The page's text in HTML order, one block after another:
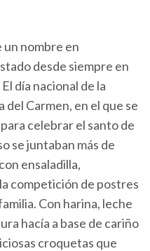
nombre en
desde siempre en
día nacional de la
del Carmen, en el que se
celebrar el santo de
se juntaban más de
ensaladilla,
competición de postres
Con harina, leche
hacía a base de cariño
croquetas que